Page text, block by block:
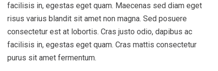
facilisis in, egestas eget quam. Maecenas sed diam eget
risus varius blandit sit amet non magna. Sed posuere
consectetur est at lobortis. Cras justo odio, dapibus ac
facilisis in, egestas eget quam. Cras mattis consectetur
purus sit amet fermentum.